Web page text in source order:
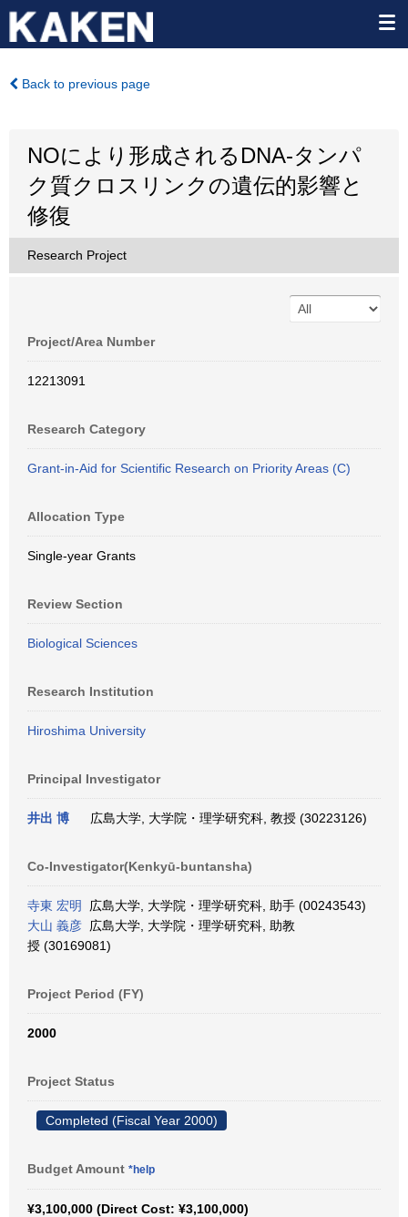
Back to previous page
NOにより形成されるDNA-タンパ
ク質クロスリンクの遺伝的影響と
修復
Research Project
Project/Area Number
12213091
Research Category
Grant-in-Aid for Scientific Research on Priority Areas (C)
Allocation Type
Single-year Grants
Review Section
Biological Sciences
Research Institution
Hiroshima University
Principal Investigator
井出 博 広島大学, 大学院・理学研究科, 教授 (30223126)
Co-Investigator(Kenkyū-buntansha)
寺東 宏明
広島大学, 大学院・理学研究科, 助手 (00243543)
大山 義彦 広島大学, 大学院・理学研究科, 助教
授 (30169081)
Project Period (FY)
2000
Project Status
Completed (Fiscal Year 2000)
Budget Amount *help
¥3,100,000 (Direct Cost: ¥3,100,000)